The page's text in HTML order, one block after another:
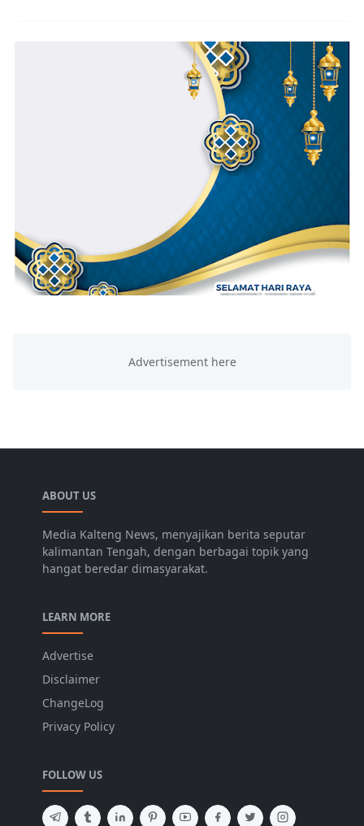
ABOUT US
Media Kalteng News, menyajikan berita seputar
kalimantan Tengah, dengan berbagai topik yang
hangat beredar dimasyarakat.
LEARN MORE
Advertise
Disclaimer
ChangeLog
Privacy Policy
FOLLOW US